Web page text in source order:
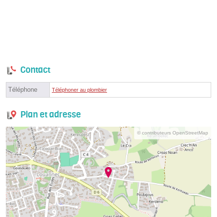
Contact
Téléphone Téléphoner au plombier
Plan et adresse
© contributeurs OpenStreetMap